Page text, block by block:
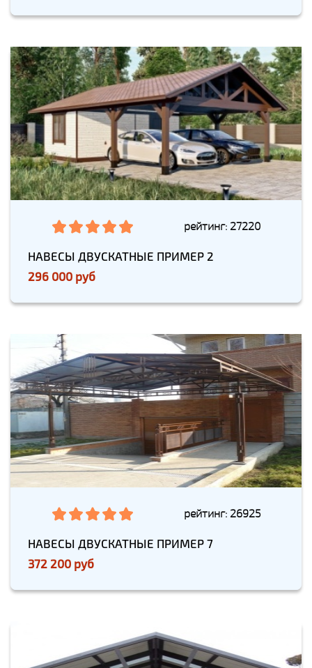
рейтинг: 27220
НАВЕСЫ ДВУСКАТНЫЕ ПРИМЕР 2
296 000 руб
рейтинг: 26925
НАВЕСЫ ДВУСКАТНЫЕ ПРИМЕР 7
372 200 руб